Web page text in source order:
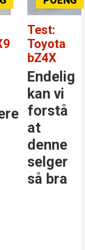
Test:
Toyota
bZ4X
Endelig
kan vi
forstå
at
denne
selger
så bra